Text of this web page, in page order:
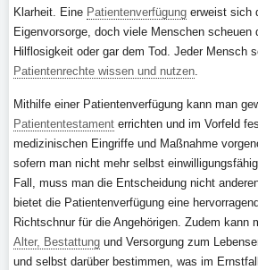
Klarheit. Eine Patientenverfügung erweist sich
Eigenvorsorge, doch viele Menschen scheuen
Hilflosigkeit oder gar dem Tod. Jeder Mensch
Patientenrechte wissen und nutzen.
Mithilfe einer Patientenverfügung kann man
Patiententestament errichten und im Vorfeld
medizinischen Eingriffe und Maßnahme
sofern man nicht mehr selbst
Fall, muss man die Entscheidung nicht
bietet die Patientenverfügung eine
Richtschnur für die Angehörigen. Zudem kann
Alter, Bestattung und Versorgung zum
und selbst darüber bestimmen, was im